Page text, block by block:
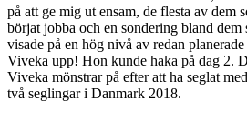
på att ge mig ut ensam, de flesta av dem
börjat jobba och en sondering bland dem
visade på en hög nivå av redan
Viveka upp! Hon kunde haka på dag 2.
Viveka mönstrar på efter att ha seglat
två seglingar i Danmark 2018.